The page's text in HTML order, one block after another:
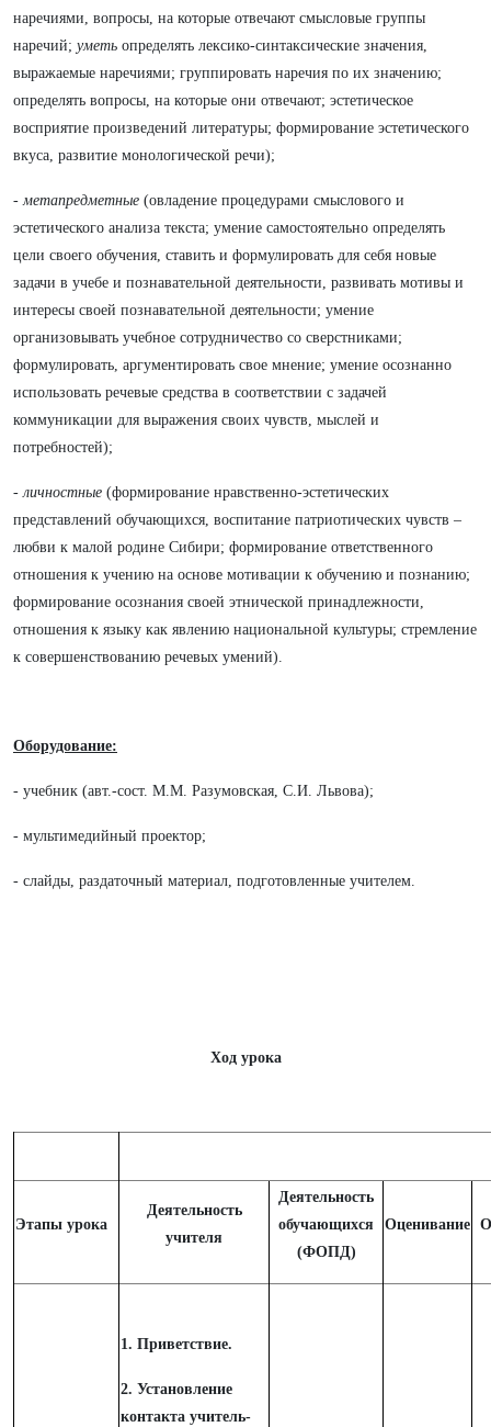
наречиями, вопросы, на которые отвечают смысловые группы
наречий; уметь определять лексико-синтаксические значения,
выражаемые наречиями; группировать наречия по их значению;
определять вопросы, на которые они отвечают; эстетическое
восприятие произведений литературы; формирование эстетического
вкуса, развитие монологической речи);
-метапредметные (овладение процедурами смыслового и
эстетического анализа текста; умение самостоятельно определять
цели своего обучения, ставить и формулировать для себя новые
задачи в учебе и познавательной деятельности, развивать мотивы и
интересы своей познавательной деятельности; умение
организовывать учебное сотрудничество со сверстниками;
формулировать, аргументировать свое мнение; умение осознанно
использовать речевые средства в соответствии с задачей
коммуникации для выражения своих чувств, мыслей и
потребностей);
-личностные (формирование нравственно-эстетических
представлений обучающихся, воспитание патриотических чувств –
любви к малой родине Сибири; формирование ответственного
отношения к учению на основе мотивации к обучению и познанию;
формирование осознания своей этнической принадлежности,
отношения к языку как явлению национальной культуры; стремление
к совершенствованию речевых умений).
Оборудование:
- учебник (авт.-сост. М.М. Разумовская, С.И. Львова);
- мультимедийный проектор;
- слайды, раздаточный материал, подготовленные учителем.
Ход урока
Этапы урока
Деятельность
учителя
Деятельность
обучающихся
(ФОПД)
Оценивание
1. Приветствие.
2. Установление
контакта учитель-